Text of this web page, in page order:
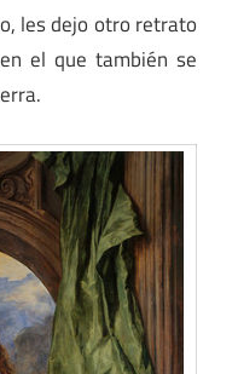
les dejo otro retrato
el que también se